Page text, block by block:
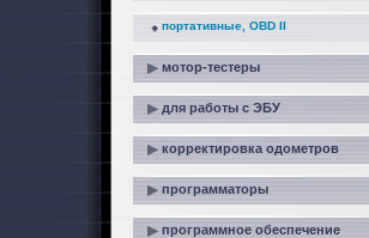
портативные, OBD II
мотор-тестеры
для работы с ЭБУ
корректировка одометров
программаторы
программное обеспечение